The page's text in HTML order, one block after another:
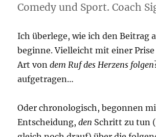
Comedy und Sport. Coach
Ich überlege, wie ich den Beitrag
beginne. Vielleicht mit einer
Art vondem Ruf des Herzens folgen
aufgetragen…
Oder chronologisch, begonnen
Entscheidung,den Schritt zu tun